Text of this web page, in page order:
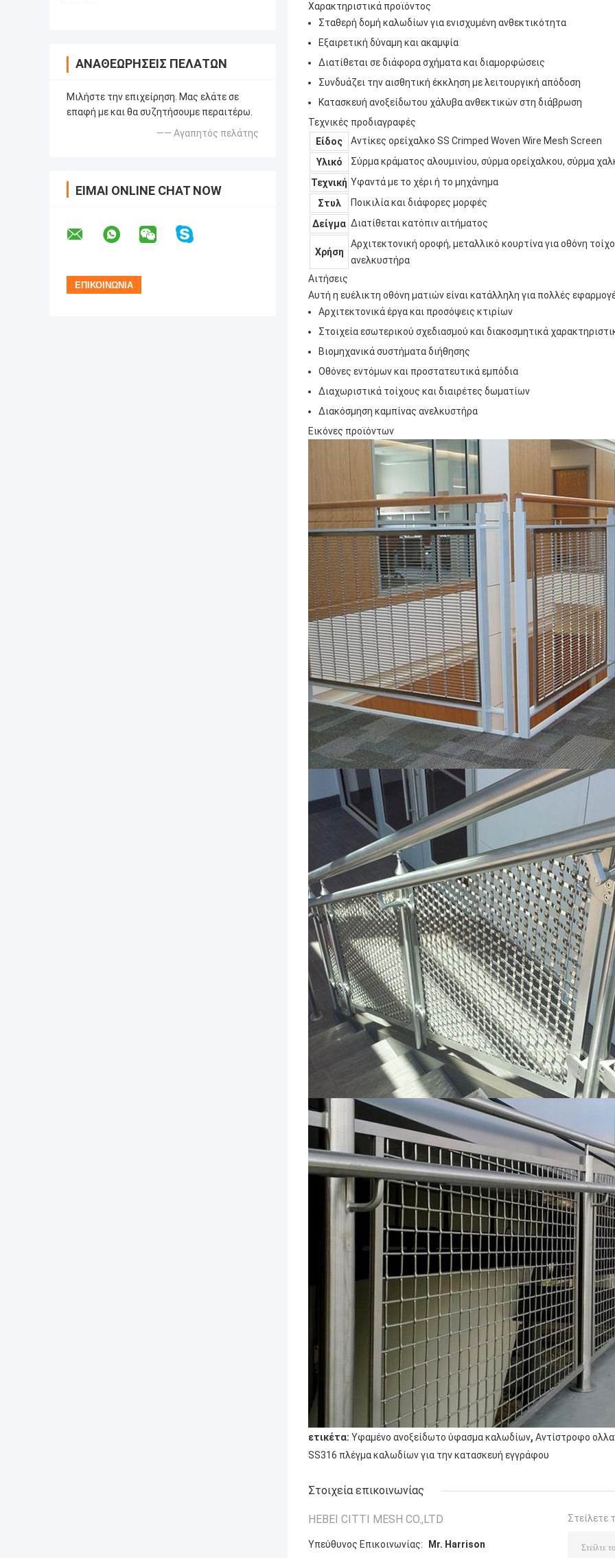
ΑΝΑΘΕΩΡΉΣΕΙΣ ΠΕΛΑΤΏΝ
Μιλήστε την επιχείρηση. Μας ελάτε σε
επαφή με και θα συζητήσουμε περαιτέρω.
—— Αγαπητός πελάτης
ΕΊΜΑΙ ONLINE CHAT NOW
Χαρακτηριστικά προϊόντος
Σταθερή δομή καλωδίων για ενισχυμένη ανθεκτικότητα
Εξαιρετική δύναμη και ακαμψία
Διατίθεται σε διάφορα σχήματα και διαμορφώσεις
Συνδυάζει την αισθητική έκκληση με λειτουργική απόδοση
Κατασκευή ανοξείδωτου χάλυβα ανθεκτικών στη διάβρωση
Τεχνικές προδιαγραφές
Είδος
Αντίκες ορείχαλκο SS Crimped Woven Wire Mesh Screen
Υλικό
Σύρμα κράματος αλουμινίου, σύρμα ορείχαλκου, σύρμα
Τεχνική Υφαντά με το χέρι ή το μηχάνημα
Στυλ
Ποικιλία και διάφορες μορφές
Δείγμα Διατίθεται κατόπιν αιτήματος
Χρήση
Αρχιτεκτονική οροφή, μεταλλικό κουρτίνα για οθόνη
ανελκυστήρα
Αιτήσεις
Αυτή η ευέλικτη οθόνη ματιών είναι κατάλληλη για πολλές
Αρχιτεκτονικά έργα και προσόψεις κτιρίων
Στοιχεία εσωτερικού σχεδιασμού και διακοσμητικά
Βιομηχανικά συστήματα διήθησης
Οθόνες εντόμων και προστατευτικά εμπόδια
Διαχωριστικά τοίχους και διαιρέτες δωματίων
Διακόσμηση καμπίνας ανελκυστήρα
Εικόνες προϊόντων
ετικέτα: Υφαμένο ανοξείδωτο ύφασμα καλωδίων, Αντίστροφο
SS316 πλέγμα καλωδίων για την κατασκευή εγγράφου
Στοιχεία επικοινωνίας
HEBEI CITTI MESH CO.,LTD
Υπεύθυνος Επικοινωνίας: Mr. Harrison
Στείλετε